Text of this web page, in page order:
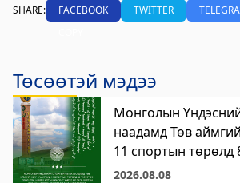
Цагдаагийн газар
Хөвсгөл аймгийн Ус цаг уур
шинжилгээний төв
2024-09-05 06:43:59
Дэлгэрэнгүй
SHARE: FACEBOOK TWITTER
Төсөөтэй мэдээ
Монголын
наадамд Төв
11 спортын төрөлд
дасгалжуулагчийн
2026.08.08